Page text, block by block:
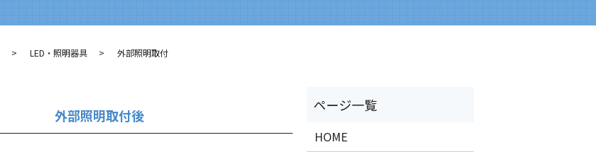
LED・照明器具 外部照明取付
外部照明取付後
HOME